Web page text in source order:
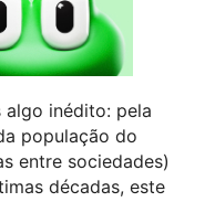
algo inédito: pela
população do
entre sociedades)
décadas, este